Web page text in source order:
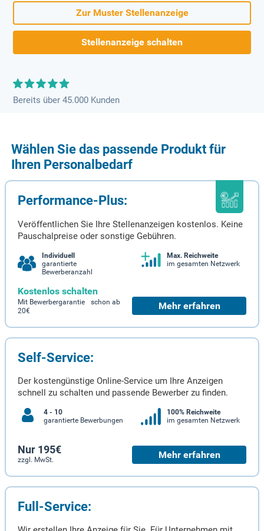
Zur Muster Stellenanzeige
Stellenanzeige schalten
Bereits über 45.000 Kunden
Wählen Sie das passende Produkt für
Ihren Personalbedarf
Performance-Plus:
Veröffentlichen Sie Ihre Stellenanzeigen kostenlos. Keine
Pauschalpreise oder sonstige Gebühren.
Individuell
garantierte
Bewerberanzahl
Max. Reichweite
im gesamten Netzwerk
Kostenlos schalten
Mit Bewerbergarantie schon ab
20€
Mehr erfahren
Self-Service:
Der kostengünstige Online-Service um Ihre Anzeigen
schnell zu schalten und passende Bewerber zu finden.
4 - 10
garantierte Bewerbungen
100% Reichweite
im gesamten Netzwerk
Nur 195€
zzgl. MwSt. Mehr erfahren
Full-Service: